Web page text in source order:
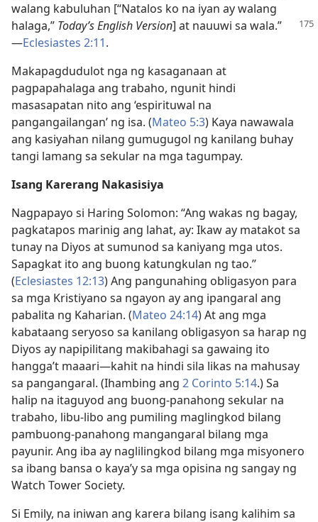
walang kabuluhan [“Natalos ko na iyan ay walang
halaga,” Today’s English Version] at nauuwi sa wala.”​
—Eclesiastes 2:11.
Makapagdudulot nga ng kasaganaan at
pagpapahalaga ang trabaho, ngunit hindi
masasapatan nito ang ‘espirituwal na
pangangailangan’ ng isa. (Mateo 5:3) Kaya nawawala
ang kasiyahan nilang gumugugol ng kanilang buhay
tangi lamang sa sekular na mga tagumpay.
Isang Karerang Nakasisiya
Nagpapayo si Haring Solomon: “Ang wakas ng bagay,
pagkatapos marinig ang lahat, ay: Ikaw ay matakot sa
tunay na Diyos at sumunod sa kaniyang mga utos.
Sapagkat ito ang buong katungkulan ng tao.”
(Eclesiastes 12:13) Ang pangunahing obligasyon para
sa mga Kristiyano sa ngayon ay ang ipangaral ang
pabalita ng Kaharian. (Mateo 24:14) At ang mga
kabataang seryoso sa kanilang obligasyon sa harap ng
Diyos ay napipilitang makibahagi sa gawaing ito
hangga’t maaari​—kahit na hindi sila likas na mahusay
sa pangangaral. (Ihambing ang 2 Corinto 5:14.) Sa
halip na itaguyod ang buong-panahong sekular na
trabaho, libu-libo ang pumiling maglingkod bilang
pambuong-panahong mangangaral bilang mga
payunir. Ang iba ay naglilingkod bilang mga misyonero
sa ibang bansa o kaya’y sa mga opisina ng sangay ng
Watch Tower Society.
Si Emily, na iniwan ang karera bilang isang kalihim sa